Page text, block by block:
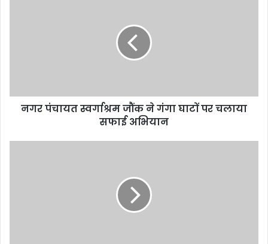
नगर पंचायत स्वर्गाश्रम जौंक ने गंगा घाटों पर चलाया
सफाई अभियान